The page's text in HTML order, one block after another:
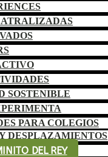
SOSTENIBLE
PARA COLEGIOS
DESPLAZAMIENTOS
DEL REY